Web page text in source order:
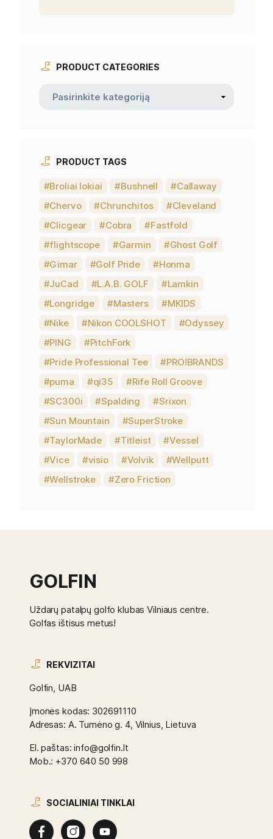
PRODUCT CATEGORIES
PRODUCT TAGS
Broliai lokiai Bushnell
Callaway
Chervo
Chrunchitos
Cleveland
Clicgear
Cobra
Fastfold
flightscope
Garmin
Ghost Golf
Gimar
Golf Pride
Honma
JuCad
L.A.B. GOLF
Lamkin
Longridge
Masters
MKIDS
Nike
Nikon COOLSHOT
Odyssey
PING
PitchFork
Pride Professional Tee
PRO!BRANDS
puma
qi35
Rife Roll Groove
SC300i
Spalding
Srixon
Sun Mountain
SuperStroke
TaylorMade
Titleist
Vessel
Vice
visio Volvik
Wellputt
Wellstroke
Zero Friction
GOLFIN
Uždarų patalpų golfo klubas Vilniaus centre.
Golfas ištisus metus!
REKVIZITAI
Golfin, UAB
Įmonės kodas: 302691110
Adresas: A. Tumėno g. 4, Vilnius, Lietuva
El. paštas: info@golfin.lt
Mob.: +370 640 50 998
SOCIALINIAI TINKLAI